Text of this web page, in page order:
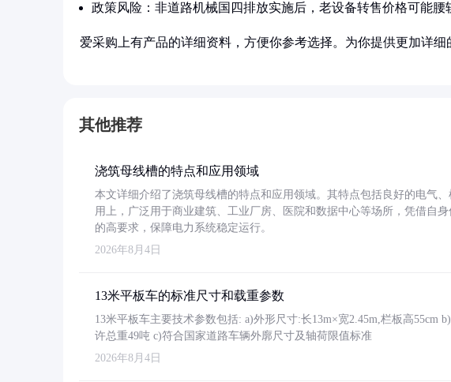
政策风险：非道路机械国四排放实施后，老设备转售价格可能腰
爱采购上有产品的详细资料，方便你参考选择。为你提供更加详细
其他推荐
浇筑母线槽的特点和应用领域
本文详细介绍了浇筑母线槽的特点和应用领域。其特点包括良好的电气
用上，广泛用于商业建筑、工业厂房、医院和数据中心等场所，凭借自
的高要求，保障电力系统稳定运行。
2026年8月4日
13米平板车的标准尺寸和载重参数
13米平板车主要技术参数包括: a)外形尺寸:长13m×宽2.45m,栏板高55cm
许总重49吨 c)符合国家道路车辆外廓尺寸及轴荷限值标准
2026年8月4日